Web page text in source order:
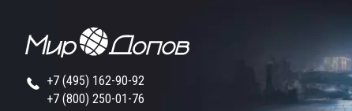
+7 (495) 162-90-92
+7 (800) 250-01-76